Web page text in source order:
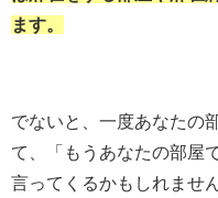
ます。
でないと、一度あなたの
て、「もうあなたの部屋
言ってくるかもしれません